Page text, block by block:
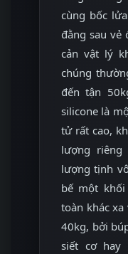
cùng bốc
đằng sau vẻ
cản vật lý
chúng
đến tận
silicone là
tử rất cao,
lượng
lượng tịnh
bế một khối
toàn khác
40kg, bởi
siết cơ hay